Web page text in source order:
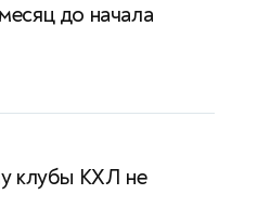
до начала
клубы КХЛ не